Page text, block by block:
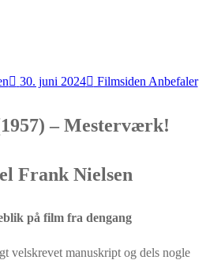
30. juni 2024 Filmsiden Anbefaler
– Mesterværk!
Frank Nielsen
på film fra dengang
velskrevet manuskript og dels nogle